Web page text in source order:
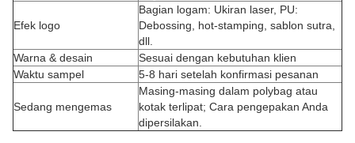
Efek logo
Bagian logam: Ukiran laser, PU:
Debossing, hot-stamping, sablon sutra,
dll.
Warna & desain
Sesuai dengan kebutuhan klien
Waktu sampel
5-8 hari setelah konfirmasi pesanan
Sedang mengemas
Masing-masing dalam polybag atau
kotak terlipat; Cara pengepakan Anda
dipersilakan.